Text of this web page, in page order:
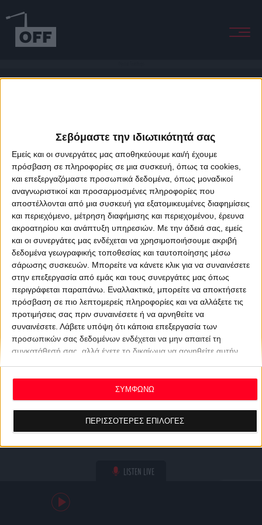
Σεβόμαστε την ιδιωτικότητά σας
Εμείς και οι συνεργάτες μας αποθηκεύουμε και/ή έχουμε
πρόσβαση σε πληροφορίες σε μια συσκευή, όπως τα cookies,
και επεξεργαζόμαστε προσωπικά δεδομένα, όπως μοναδικοί
αναγνωριστικοί και προσαρμοσμένες πληροφορίες που
αποστέλλονται από μια συσκευή για εξατομικευμένες διαφημίσεις
και περιεχόμενο, μέτρηση διαφήμισης και περιεχομένου, έρευνα
ακροατηρίου και ανάπτυξη υπηρεσιών. Με την άδειά σας, εμείς
και οι συνεργάτες μας ενδέχεται να χρησιμοποιήσουμε ακριβή
δεδομένα γεωγραφικής τοποθεσίας και ταυτοποίησης μέσω
σάρωσης συσκευών. Μπορείτε να κάνετε κλικ για να συναινέσετε
στην επεξεργασία από εμάς και τους συνεργάτες μας όπως
περιγράφεται παραπάνω. Εναλλακτικά, μπορείτε να αποκτήσετε
πρόσβαση σε πιο λεπτομερείς πληροφορίες και να αλλάξετε τις
προτιμήσεις σας πριν συναινέσετε ή να αρνηθείτε να
συναινέσετε. Λάβετε υπόψη ότι κάποια επεξεργασία των
προσωπικών σας δεδομένων ενδέχεται να μην απαιτεί τη
συγκατάθεσή σας, αλλά έχετε το δικαίωμα να αρνηθείτε αυτήν
ανακαλέσετε τη συγκατάθεσή σας ανά πάσα στιγμή
επιστρέφοντας σε αυτόν τον ιστότοπο και κάνοντας κλικ στο
κουμπί "Απορρήτου" στο κάτω μέρος της ιστοσελίδας.
ΠΕΡΙΣΣΟΤΕΡΕΣ ΕΠΙΛΟΓΕΣ
ΣΥΜΦΩΝΩ
LISTEN LIVE
About Offradio Business Class Terms & Conditions
Privacy Policy
Designed & developed byporcupine colors&Fotis Alexandrou